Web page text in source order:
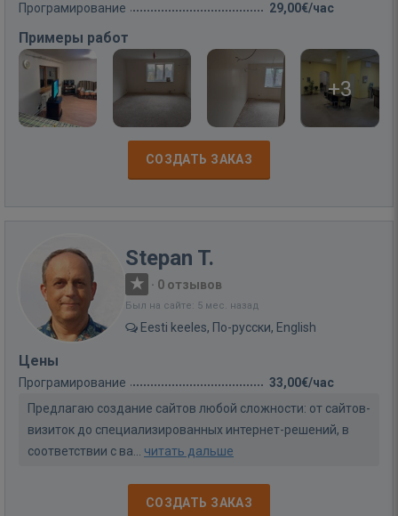
Програмирование 29,00€/час
Примеры работ
+3
СОЗДАТЬ ЗАКАЗ
Stepan T.
· 0 отзывов
Был на сайте: 5 мес. назад
Eesti keeles, По-русски, English
Цены
Програмирование
33,00€/час
Предлагаю создание сайтов любой сложности: от сайтов-
визиток до специализированных интернет-решений, в
соответствии с ва... читать дальше
СОЗДАТЬ ЗАКАЗ